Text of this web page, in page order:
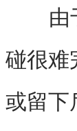
由于
碰很难
或留下